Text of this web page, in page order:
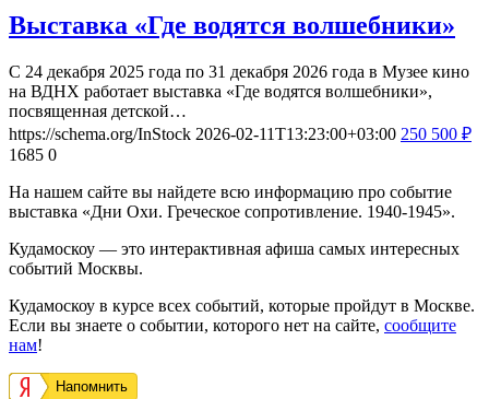
Выставка «Где водятся волшебники»
С 24 декабря 2025 года по 31 декабря 2026 года в Музее кино
на ВДНХ работает выставка «Где водятся волшебники»,
посвященная детской…
https://schema.org/InStock 2026-02-11T13:23:00+03:00 250 500 ₽
1685 0
На нашем сайте вы найдете всю информацию про событие
выставка «Дни Охи. Греческое сопротивление. 1940-1945».
Кудамоскоу — это интерактивная афиша самых интересных
событий Москвы.
Кудамоскоу в курсе всех событий, которые пройдут в Москве.
Если вы знаете о событии, которого нет на сайте, сообщите
нам!
Напомнить